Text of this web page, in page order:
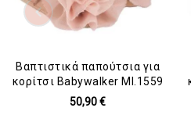
Βαπτιστικά παπούτσια για
κορίτσι Babywalker MI.1559
50,90 €